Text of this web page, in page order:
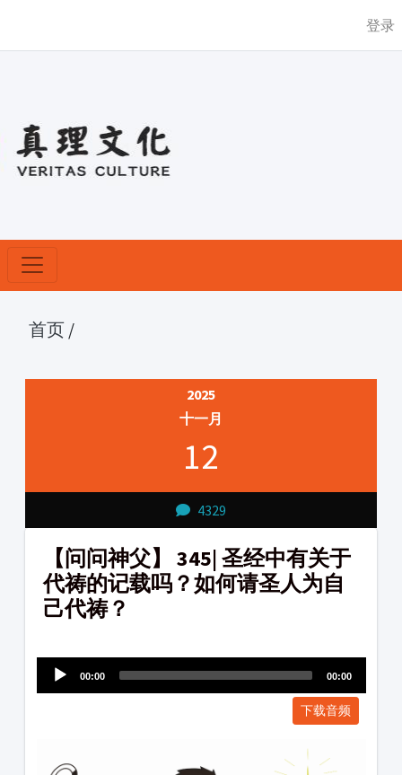
登录
首页 /
2025
十一月
12
4329
【问问神父】 345| 圣经中有关于
代祷的记载吗？如何请圣人为自
己代祷？
Player
00:00 00:00
下载音频